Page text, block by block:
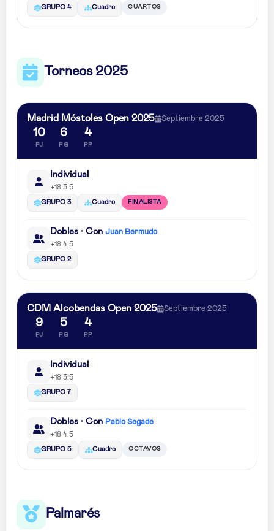
GRUPO 4 Cuadro CUARTOS
Torneos 2025
Madrid Móstoles Open 2025 Septiembre 2025
10
PJ
6
PG
4
PP
Individual
+18 3.5
GRUPO 3 Cuadro FINALISTA
Dobles · Con Juan Bermudo
+18 4.5
GRUPO 2
CDM Alcobendas Open 2025 Septiembre 2025
9
PJ
5
PG
4
PP
Individual
+18 3.5
GRUPO 7
Dobles · Con Pablo Segade
+18 4.5
GRUPO 5 Cuadro OCTAVOS
Palmarés